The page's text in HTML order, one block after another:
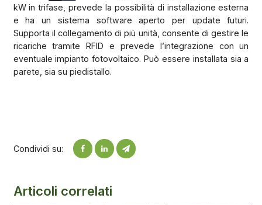
kW in trifase, prevede la possibilità di installazione esterna
e ha un sistema software aperto per update futuri.
Supporta il collegamento di più unità, consente di gestire le
ricariche tramite RFID e prevede l’integrazione con un
eventuale impianto fotovoltaico. Può essere installata sia a
parete, sia su piedistallo.
Condividi su:
Articoli correlati